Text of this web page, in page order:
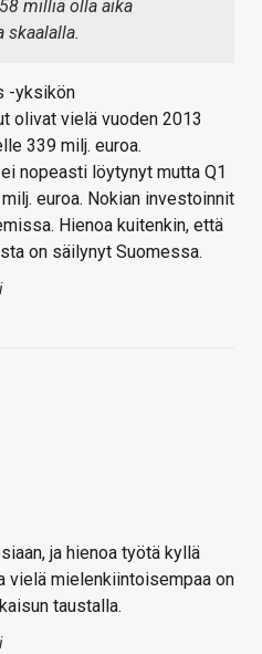
milliä olla aika
skaalalla.
-yksikön
olivat vielä vuoden 2013
339 milj. euroa.
nopeasti löytynyt mutta Q1
euroa. Nokian investoinnit
Hienoa kuitenkin, että
on säilynyt Suomessa.
ja hienoa työtä kyllä
vielä mielenkiintoisempaa on
taustalla.